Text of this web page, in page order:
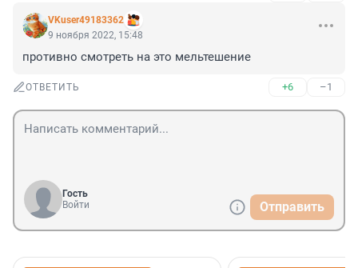
VKuser49183362
9 ноября 2022, 15:48
противно смотреть на это мельтешение
ОТВЕТИТЬ +6 –1
Гость
Войти
Отправить